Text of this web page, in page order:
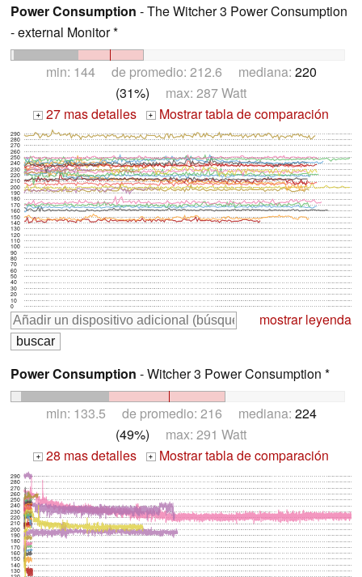
Power Consumption - The Witcher 3 Power Consumption
- external Monitor *
min: 144 de promedio: 212.6 mediana: 220
(31%) max: 287 Watt
+ 27 mas detalles + Mostrar tabla de comparación
0
10
20
30
40
50
60
70
80
90
100
110
120
130
140
150
160
170
180
190
200
210
220
230
240
250
260
270
280
290
mostrar leyenda
Power Consumption - Witcher 3 Power Consumption *
min: 133.5 de promedio: 216 mediana: 224
(49%) max: 291 Watt
+ 28 mas detalles + Mostrar tabla de comparación
130
140
150
160
170
180
190
200
210
220
230
240
250
260
270
280
290